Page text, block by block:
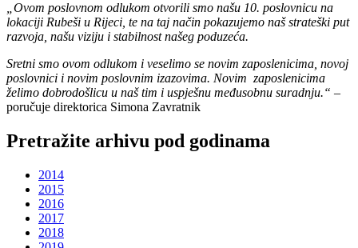
„Ovom poslovnom odlukom otvorili smo našu 10. poslovnicu na
lokaciji Rubeši u Rijeci, te na taj način pokazujemo naš strateški put
razvoja, našu viziju i stabilnost našeg poduzeća.
Sretni smo ovom odlukom i veselimo se novim zaposlenicima, novoj
poslovnici i novim poslovnim izazovima. Novim zaposlenicima
želimo dobrodošlicu u naš tim i uspješnu međusobnu suradnju.“ –
poručuje direktorica Simona Zavratnik
Pretražite arhivu pod godinama
2014
2015
2016
2017
2018